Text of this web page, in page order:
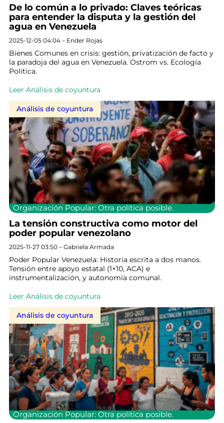
De lo común a lo privado: Claves teóricas
para entender la disputa y la gestión del
agua en Venezuela
2025-12-05 04:04 – Ender Rojas
Bienes Comunes en crisis: gestión, privatización de facto y
la paradoja del agua en Venezuela. Ostrom vs. Ecología
Política.
Leer Análisis de coyuntura
Análisis de coyuntura
Organización Popular: Otra política posible.
La tensión constructiva como motor del
poder popular venezolano
2025-11-27 03:50 – Gabriela Armada
Poder Popular Venezuela: Historia escrita a dos manos.
Tensión entre apoyo estatal (1×10, ACA) e
instrumentalización, y autonomía comunal.
Leer Análisis de coyuntura
Análisis de coyuntura
Organización Popular: Otra política posible.